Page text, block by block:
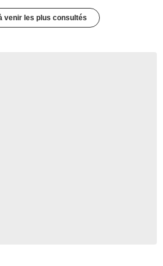
venir les plus consultés